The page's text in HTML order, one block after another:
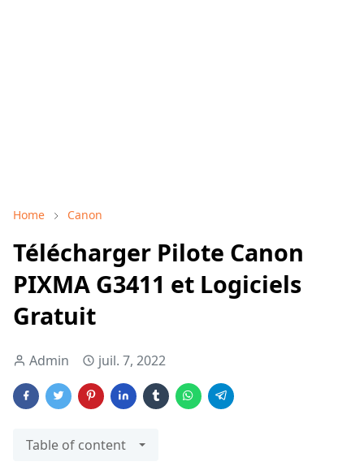
Home Canon
Télécharger Pilote Canon
PIXMA G3411 et Logiciels
Gratuit
Admin juil. 7, 2022
Table of content